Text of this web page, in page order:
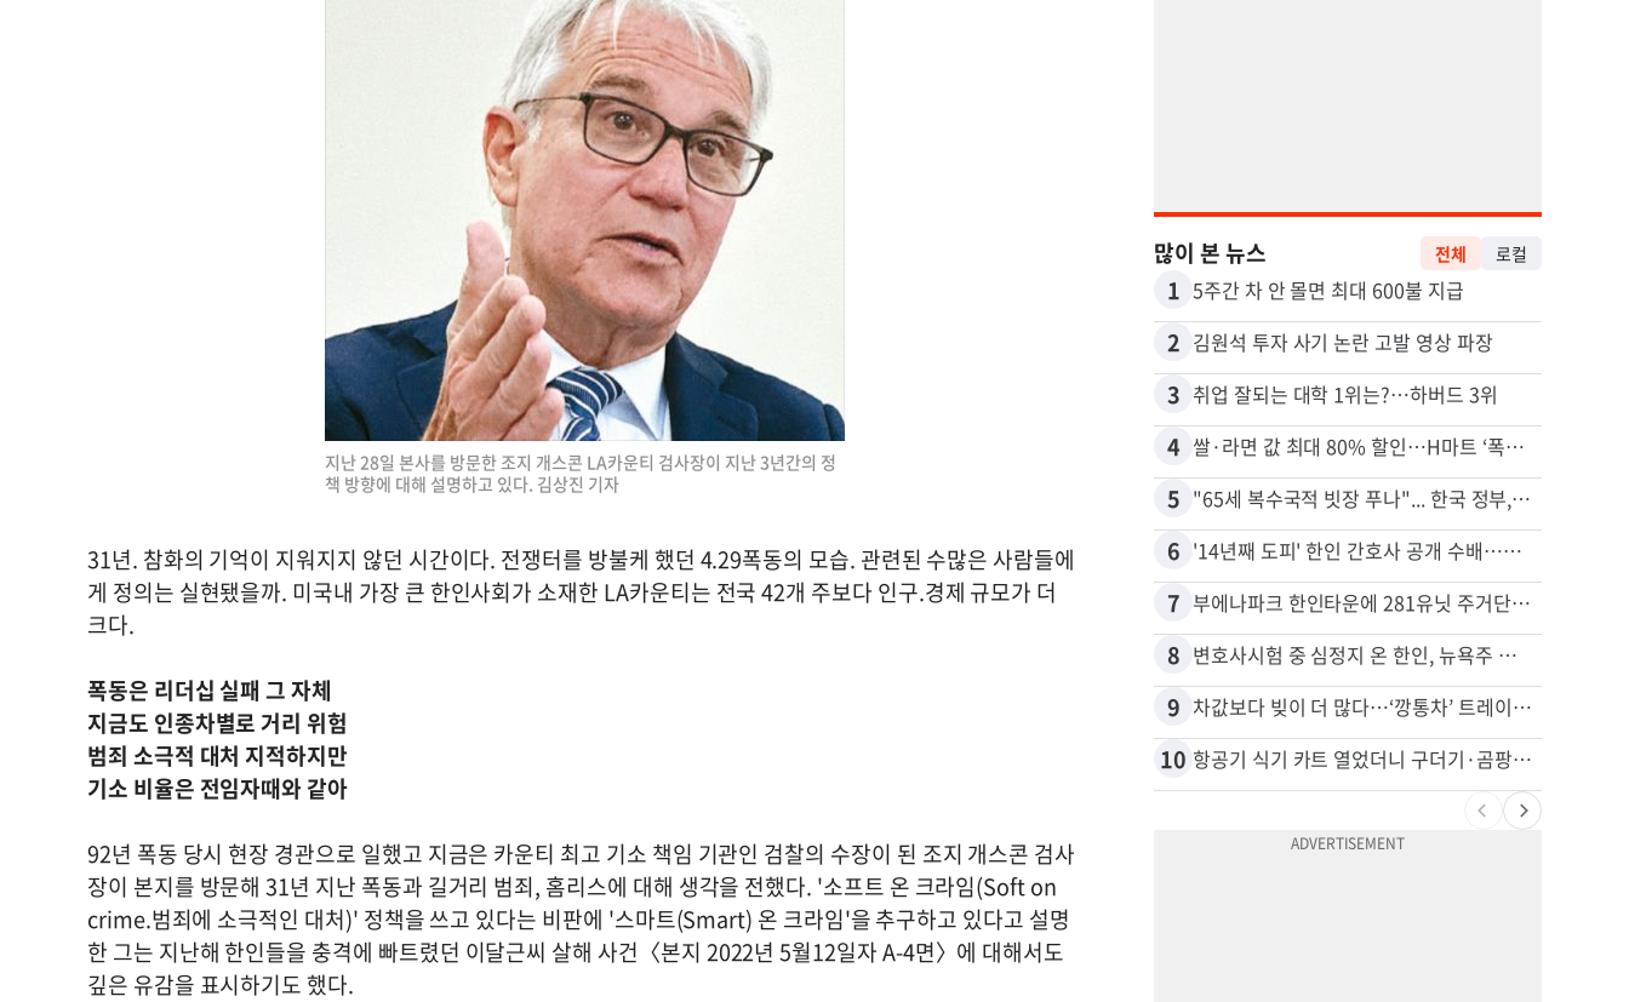
지난 28일 본사를 방문한 조지 개스콘 LA카운티 검사장이 지난 3년간의 정
책 방향에 대해 설명하고 있다. 김상진 기자
31년. 참화의 기억이 지워지지 않던 시간이다. 전쟁터를 방불케 했던 4.29폭동의 모습. 관련된 수많은 사람들에
게 정의는 실현됐을까. 미국내 가장 큰 한인사회가 소재한 LA카운티는 전국 42개 주보다 인구.경제 규모가 더
크다.
폭동은 리더십 실패 그 자체
지금도 인종차별로 거리 위험
범죄 소극적 대처 지적하지만
기소 비율은 전임자때와 같아
92년 폭동 당시 현장 경관으로 일했고 지금은 카운티 최고 기소 책임 기관인 검찰의 수장이 된 조지 개스콘 검사
장이 본지를 방문해 31년 지난 폭동과 길거리 범죄, 홈리스에 대해 생각을 전했다. '소프트 온 크라임(Soft on
crime.범죄에 소극적인 대처)' 정책을 쓰고 있다는 비판에 '스마트(Smart) 온 크라임'을 추구하고 있다고 설명
한 그는 지난해 한인들을 충격에 빠트렸던 이달근씨 살해 사건〈본지 2022년 5월12일자 A-4면〉에 대해서도
깊은 유감을 표시하기도 했다.
많이 본 뉴스 전체 로컬
1 5주간 차 안 몰면 최대 600불 지급
2 김원석 투자 사기 논란 고발 영상 파장
3 취업 잘되는 대학 1위는?…하버드 3위
4 쌀·라면 값 최대 80% 할인…H마트 ‘폭탄 세일’
5 "65세 복수국적 빗장 푸나"... 한국 정부, 연령 완화 전면 추진
6 '14년째 도피' 한인 간호사 공개 수배…메디케어 사기 유죄
7 부에나파크 한인타운에 281유닛 주거단지 들어선다
8 변호사시험 중 심정지 온 한인, 뉴욕주 제소
9 차값보다 빚이 더 많다…‘깡통차’ 트레이드인 급증
10 항공기 식기 카트 열었더니 구더기·곰팡이…LAX 기내식 업체 논란